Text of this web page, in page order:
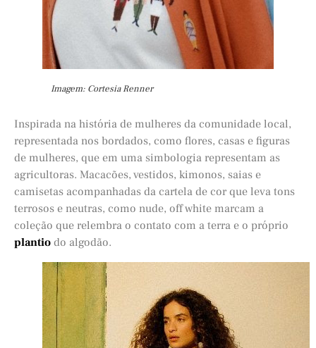
Imagem: Cortesia Renner
Inspirada na história de mulheres da comunidade local,
representada nos bordados, como flores, casas e figuras
de mulheres, que em uma simbologia representam as
agricultoras. Macacões, vestidos, kimonos, saias e
camisetas acompanhadas da cartela de cor que leva tons
terrosos e neutras, como nude, off white marcam a
coleção que relembra o contato com a terra e o próprio
plantio do algodão.